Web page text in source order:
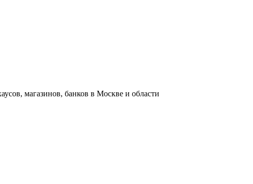
магазинов, банков в Москве и области